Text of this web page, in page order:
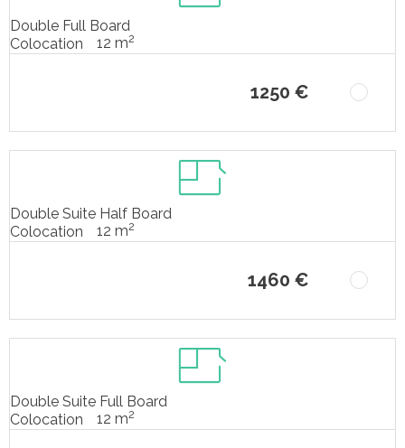
Double Full Board
Colocation
12 m2
1250 €
Double Suite Half Board
Colocation
12 m2
1460 €
Double Suite Full Board
Colocation
12 m2